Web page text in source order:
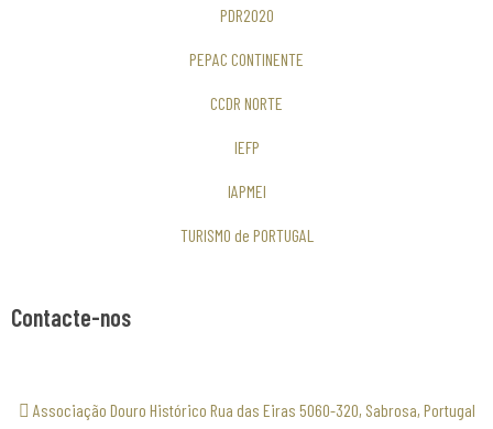
PDR2020
PEPAC CONTINENTE
CCDR NORTE
IEFP
IAPMEI
TURISMO de PORTUGAL
Contacte-nos
Associação Douro Histórico Rua das Eiras 5060-320, Sabrosa, Portugal